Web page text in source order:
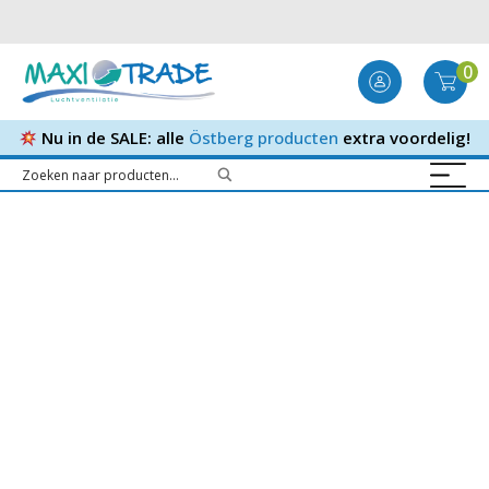
0
Nu in de SALE: alle Östberg producten extra voordelig!